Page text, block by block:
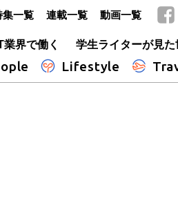
界で働く
学生ライターが見た
Lifestyle
集一覧 連載一覧 動画一覧